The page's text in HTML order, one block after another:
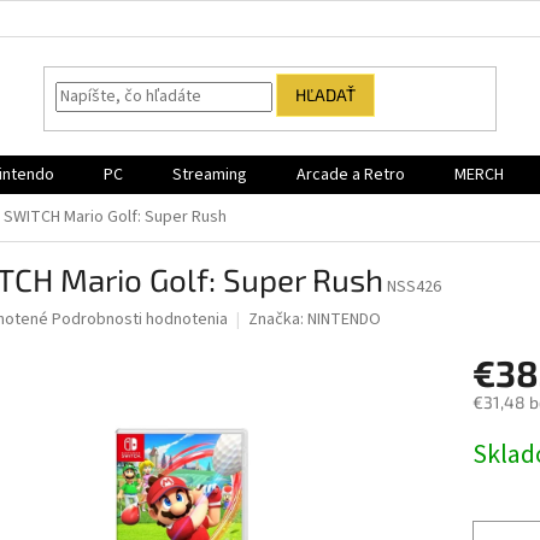
HĽADAŤ
PC Streaming Arcade a Retro MERCH
SWITCH Mario Golf: Super Rush
Mario Golf: Super Rush NSS426
Podrobnosti hodnotenia Značka: NINTENDO
€31,48
cena: